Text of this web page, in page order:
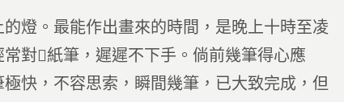
燈。最能作出畫來的時間，是晚上十時至凌
對紙筆，遲遲不下手。倘前幾筆得心應
快，不容思索，瞬間幾筆，已大致完成，但